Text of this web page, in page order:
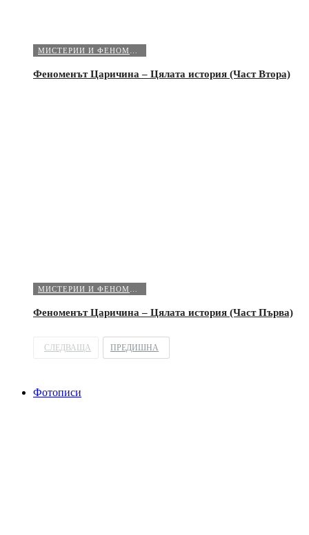
Феноменът Царичина – Цялата история (Част Втора)
Феноменът Царичина – Цялата история (Част Първа)
СЛЕДВАЩА ПРЕДИШНА
Фотописи